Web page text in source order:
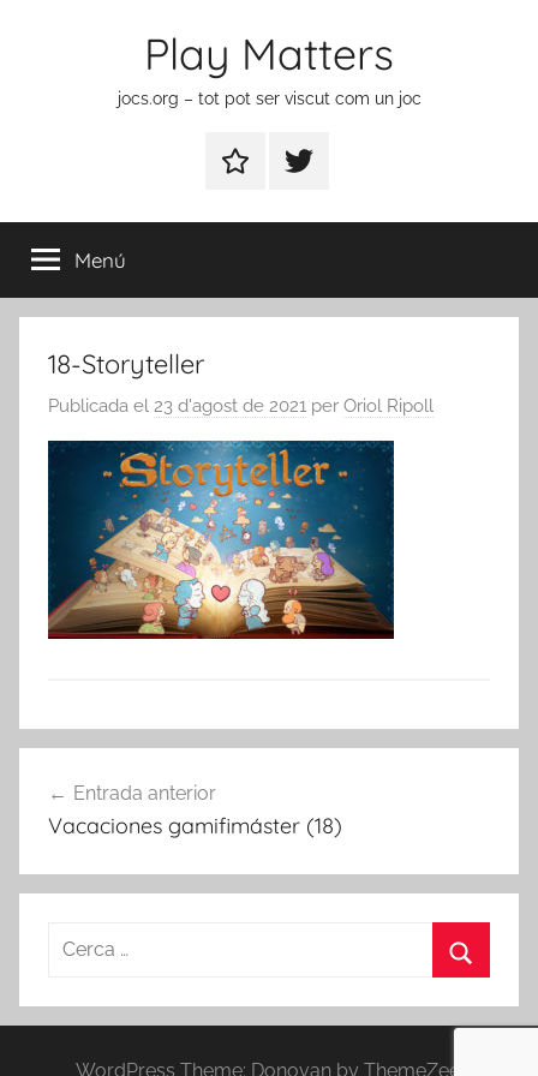
Play Matters
jocs.org – tot pot ser viscut com un joc
ContactarElement
menú
Menú
18-Storyteller
Publicada el 23 d'agost de 2021 per Oriol Ripoll
d'entrades
Entrada anterior
Vacaciones gamifimáster (18)
Cerca:
WordPress Theme: Donovan by ThemeZee.